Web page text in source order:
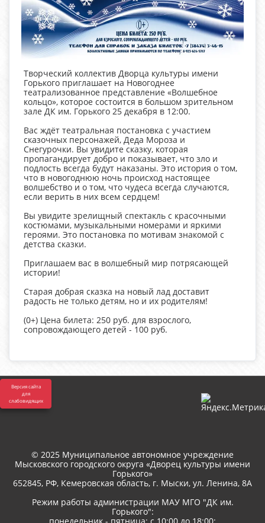
Версия сайта
для
слабовидящих
Творческий коллектив Дворца культуры имени
Горького приглашает на Новогоднее
театрализованное представление «Волшебное
кольцо», которое состоится в большом зрительном
зале ДК им. Горького 25 декабря в 12:00.
Вас ждёт театральная постановка с участием
сказочных персонажей, Деда Мороза и
Снегурочки. Вы увидите сказку, которая
пропагандирует добро и показывает, что зло и
подлость всегда будут наказаны. Это история о том,
что в новогоднюю ночь происход настоящее
волшебство и о том, что чудеса всегда случаются,
если верить в них всем сердцем!
Вы увидите зрелищный спектакль с красочными
костюмами, музыкальными номерами и яркими
героями. Это постановка по мотивам знакомой с
детства сказки.
Приглашаем вас в волшебный мир потрясающей
истории!
Старая добрая сказка на новый лад доставит
радость не только детям, но и их родителям!
(0+) Цена билета: 250 руб. для взрослого,
сопровождающего детей - 100 руб.
© 2025 Муниципальное автономное учреждение
Мысковского городского округа «Дворец культуры имени
Горького»
652845, РФ, Кемеровская область, г. Мыски, ул. Ленина, 8A
Режим работы администрации МАУ МГО "ДК им.
Горького":